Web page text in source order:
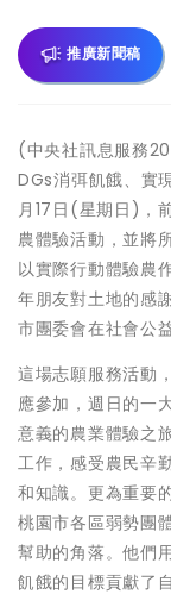
推廣新聞稿
(中央社訊息服務
DGs消弭飢餓、實
月17日(星期日)，
農體驗活動，並將
以實際行動體驗農
年朋友對土地的感
市團委會在社會公
這場志願服務活動
應參加，週日的一
意義的農業體驗之
工作，感受農民辛
和知識。更為重要
桃園市各區弱勢團
幫助的角落。他們
飢餓的目標貢獻了